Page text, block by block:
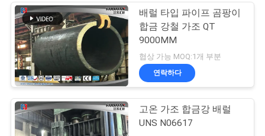
에
대
하
여
공
배럴 타입 파이프 곰팡이
합금 강철 가조 QT
9000MM
협상 가능 MOQ:1개 부분
연락하다
고온 가조 합금강 배럴
UNS N06617